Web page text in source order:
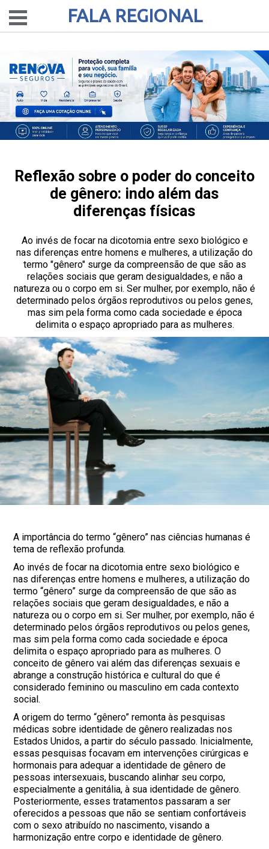
FALA REGIONAL
Reflexão sobre o poder do conceito
de gênero: indo além das
diferenças físicas
Ao invés de focar na dicotomia entre sexo biológico e
nas diferenças entre homens e mulheres, a utilização do
termo "gênero" surge da compreensão de que são as
relações sociais que geram desigualdades, e não a
natureza ou o corpo em si. Ser mulher, por exemplo, não é
determinado pelos órgãos reprodutivos ou pelos genes,
mas sim pela forma como cada sociedade e época
delimita o espaço apropriado para as mulheres.
A importância do termo “gênero” nas ciências humanas é
tema de reflexão profunda.
Ao invés de focar na dicotomia entre sexo biológico e
nas diferenças entre homens e mulheres, a utilização do
termo “gênero” surge da compreensão de que são as
relações sociais que geram desigualdades, e não a
natureza ou o corpo em si. Ser mulher, por exemplo, não é
determinado pelos órgãos reprodutivos ou pelos genes,
mas sim pela forma como cada sociedade e época
delimita o espaço apropriado para as mulheres. O
conceito de gênero vai além das diferenças sexuais e
abrange a construção histórica e cultural do que é
considerado feminino ou masculino em cada contexto
social.
A origem do termo “gênero” remonta às pesquisas
médicas sobre identidade de gênero realizadas nos
Estados Unidos, a partir do século passado. Inicialmente,
essas pesquisas focavam em intervenções cirúrgicas e
hormonais para adequar a identidade de gênero de
pessoas intersexuais, buscando alinhar seu corpo,
especialmente a genitália, à sua identidade de gênero.
Posteriormente, esses tratamentos passaram a ser
oferecidos a pessoas que não se sentiam confortáveis
com o sexo atribuído no nascimento, visando a
harmonização entre corpo e identidade de gênero.